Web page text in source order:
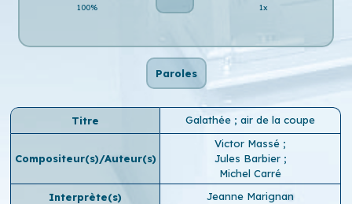
100% 1x
Paroles
Titre Galathée ; air de la coupe
Compositeur(s)/Auteur(s)
Victor Massé ;
Jules Barbier ;
Michel Carré
Interprète(s)
Jeanne Marignan